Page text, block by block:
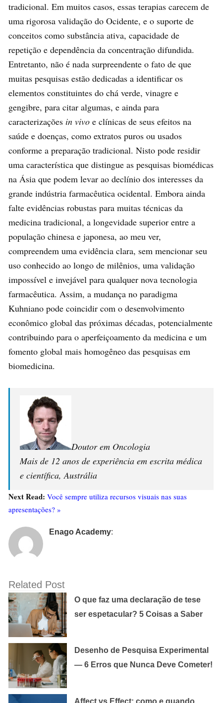
tradicional. Em muitos casos, essas terapias carecem de
uma rigorosa validação do Ocidente, e o suporte de
conceitos como substância ativa, capacidade de
repetição e dependência da concentração difundida.
Entretanto, não é nada surpreendente o fato de que
muitas pesquisas estão dedicadas a identificar os
elementos constituintes do chá verde, vinagre e
gengibre, para citar algumas, e ainda para
caracterizações in vivo e clínicas de seus efeitos na
saúde e doenças, como extratos puros ou usados
conforme a preparação tradicional. Nisto pode residir
uma característica que distingue as pesquisas biomédicas
na Ásia que podem levar ao declínio dos interesses da
grande indústria farmacêutica ocidental. Embora ainda
falte evidências robustas para muitas técnicas da
medicina tradicional, a longevidade superior entre a
população chinesa e japonesa, ao meu ver,
compreendem uma evidência clara, sem mencionar seu
uso conhecido ao longo de milênios, uma validação
impossível e invejável para qualquer nova tecnologia
farmacêutica. Assim, a mudança no paradigma
Kuhniano pode coincidir com o desenvolvimento
econômico global das próximas décadas, potencialmente
contribuindo para o aperfeiçoamento da medicina e um
fomento global mais homogêneo das pesquisas em
biomedicina.
Doutor em Oncologia
Mais de 12 anos de experiência em escrita médica
e científica, Austrália
Next Read: Você sempre utiliza recursos visuais nas suas
apresentações? »
Enago Academy:
Related Post
O que faz uma declaração de tese
ser espetacular? 5 Coisas a Saber
Desenho de Pesquisa Experimental
— 6 Erros que Nunca Deve Cometer!